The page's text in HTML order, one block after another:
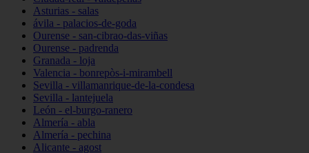
Asturias - salas
ávila - palacios-de-goda
Ourense - san-cibrao-das-viñas
Ourense - padrenda
Granada - loja
Valencia - bonrepòs-i-mirambell
Sevilla - villamanrique-de-la-condesa
Sevilla - lantejuela
León - el-burgo-ranero
Almería - abla
Almería - pechina
Alicante - agost